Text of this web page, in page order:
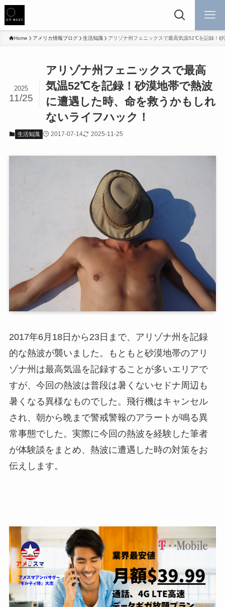
Home アメリカ情報ブログ 生活知識 アリゾナ州フェニックスで最高気温52℃を記録！
アリゾナ州フェニックスで最高
気温52℃を記録！砂漠地帯で熱波
に遭遇した時、命を救うかもしれ
ないライフハック！
2025
11/25
生活知識 2017-07-14 2025-11-25
2017年6月18日から23日まで、アリゾナ州を記録
的な熱波が襲いました。もともと砂漠地帯のアリ
ゾナ州は最高気温を記録することが多いエリアで
すが、今回の熱波は普段は暑くないセドナ周辺も
暑くなる異様なものでした。飛行機はキャンセル
され、朝から晩まで警戒警報のアラートが鳴る異
常事態でした。実際に今回の熱波を経験した筆者
が体験談をまとめ、熱波に遭遇した時の対策をお
伝えします。